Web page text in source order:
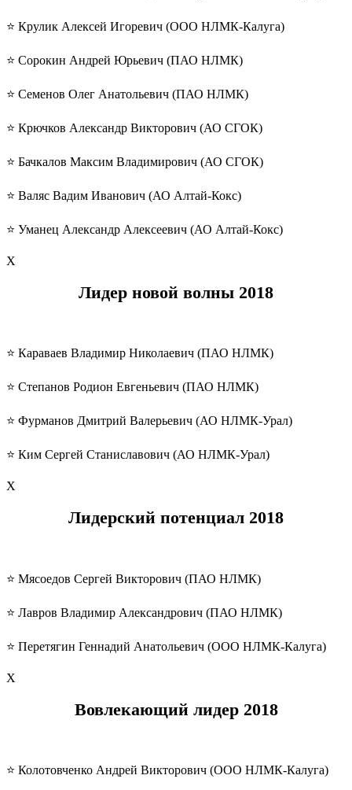
⭐️ Крулик Алексей Игоревич (ООО НЛМК-Калуга)
⭐️ Сорокин Андрей Юрьевич (ПАО НЛМК)
⭐️ Семенов Олег Анатольевич (ПАО НЛМК)
⭐️ Крючков Александр Викторович (АО СГОК)
⭐️ Бачкалов Максим Владимирович (АО СГОК)
⭐️ Валяс Вадим Иванович (АО Алтай-Кокс)
⭐️ Уманец Александр Алексеевич (АО Алтай-Кокс)
Х
Лидер новой волны 2018
⭐️ Караваев Владимир Николаевич (ПАО НЛМК)
⭐️ Степанов Родион Евгеньевич (ПАО НЛМК)
⭐️ Фурманов Дмитрий Валерьевич (АО НЛМК-Урал)
⭐️ Ким Сергей Станиславович (АО НЛМК-Урал)
Х
Лидерский потенциал 2018
⭐️ Мясоедов Сергей Викторович (ПАО НЛМК)
⭐️ Лавров Владимир Александрович (ПАО НЛМК)
⭐️ Перетягин Геннадий Анатольевич (ООО НЛМК-Калуга)
Х
Вовлекающий лидер2018
⭐️ Колотовченко Андрей Викторович (ООО НЛМК-Калуга)